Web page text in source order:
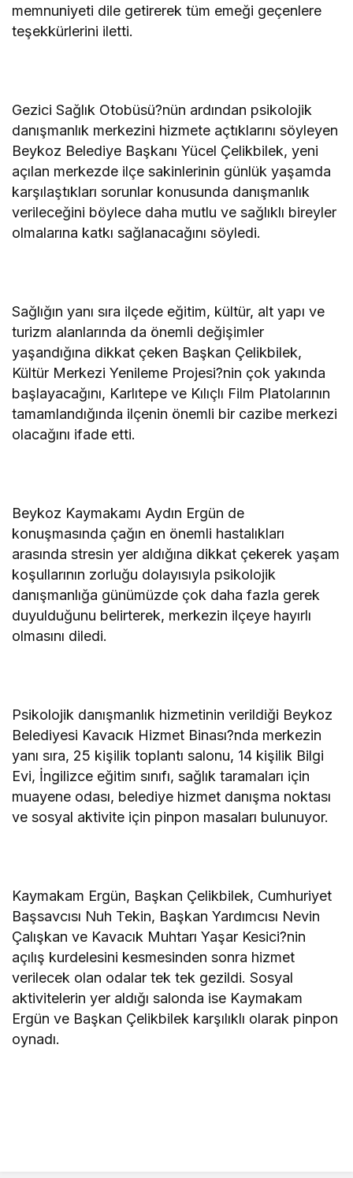
memnuniyeti dile getirerek tüm emeği geçenlere
teşekkürlerini iletti.
Gezici Sağlık Otobüsü?nün ardından psikolojik
danışmanlık merkezini hizmete açtıklarını söyleyen
Beykoz Belediye Başkanı Yücel Çelikbilek, yeni
açılan merkezde ilçe sakinlerinin günlük yaşamda
karşılaştıkları sorunlar konusunda danışmanlık
verileceğini böylece daha mutlu ve sağlıklı bireyler
olmalarına katkı sağlanacağını söyledi.
Sağlığın yanı sıra ilçede eğitim, kültür, alt yapı ve
turizm alanlarında da önemli değişimler
yaşandığına dikkat çeken Başkan Çelikbilek,
Kültür Merkezi Yenileme Projesi?nin çok yakında
başlayacağını, Karlıtepe ve Kılıçlı Film Platolarının
tamamlandığında ilçenin önemli bir cazibe merkezi
olacağını ifade etti.
Beykoz Kaymakamı Aydın Ergün de
konuşmasında çağın en önemli hastalıkları
arasında stresin yer aldığına dikkat çekerek yaşam
koşullarının zorluğu dolayısıyla psikolojik
danışmanlığa günümüzde çok daha fazla gerek
duyulduğunu belirterek, merkezin ilçeye hayırlı
olmasını diledi.
Psikolojik danışmanlık hizmetinin verildiği Beykoz
Belediyesi Kavacık Hizmet Binası?nda merkezin
yanı sıra, 25 kişilik toplantı salonu, 14 kişilik Bilgi
Evi, İngilizce eğitim sınıfı, sağlık taramaları için
muayene odası, belediye hizmet danışma noktası
ve sosyal aktivite için pinpon masaları bulunuyor.
Kaymakam Ergün, Başkan Çelikbilek, Cumhuriyet
Başsavcısı Nuh Tekin, Başkan Yardımcısı Nevin
Çalışkan ve Kavacık Muhtarı Yaşar Kesici?nin
açılış kurdelesini kesmesinden sonra hizmet
verilecek olan odalar tek tek gezildi. Sosyal
aktivitelerin yer aldığı salonda ise Kaymakam
Ergün ve Başkan Çelikbilek karşılıklı olarak pinpon
oynadı.